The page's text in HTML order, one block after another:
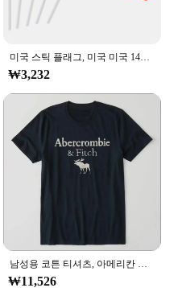
미국 스틱 플래그, 미국 미국 14x21cm 핸드헬드 미니 깃발, 30cm 폴, 미국 핸드헬드 스틱 플래그 배너 재고, 50 개
₩3,232
남성용 코튼 티셔츠, 아메리칸 럭셔리 브랜드, 레터 프린트, 라운드넥, 반팔, 스트리트웨어, 마이 바디, 마이 초이스, 신제품
₩11,526